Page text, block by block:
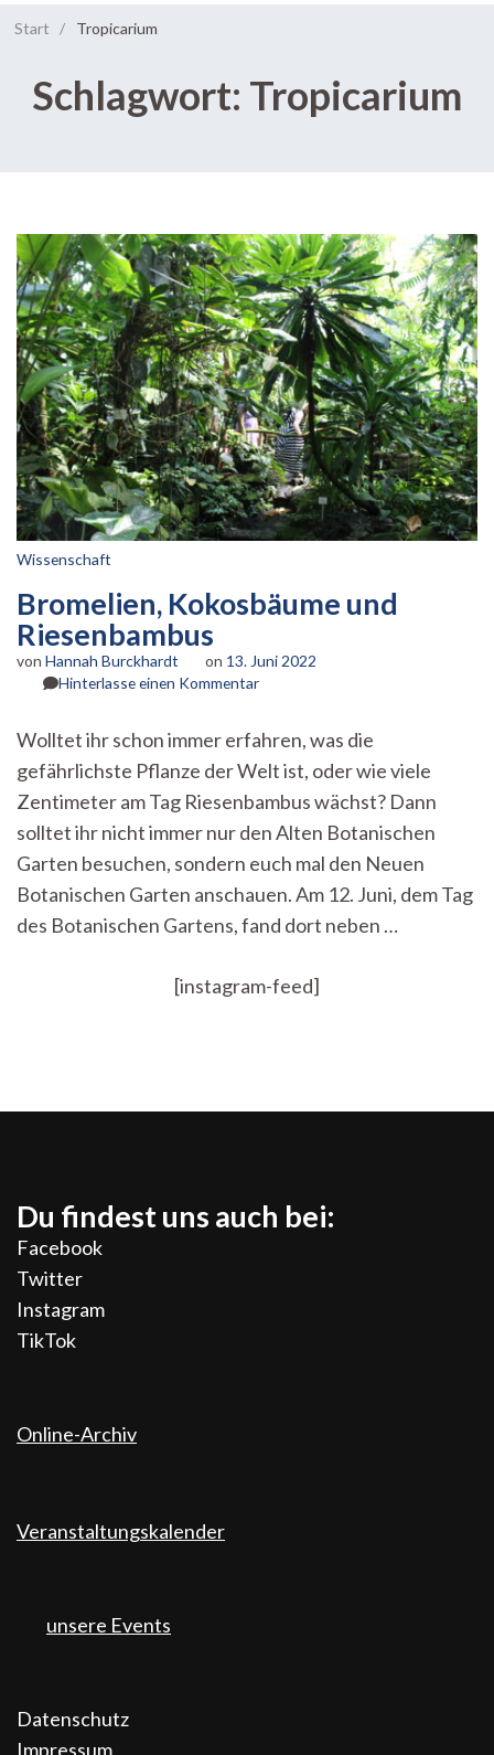
Start / Tropicarium
Schlagwort: Tropicarium
Wissenschaft
Bromelien, Kokosbäume und
Riesenbambus
von Hannah Burckhardt on 13. Juni 2022
Hinterlasse einen Kommentarzu
und
Riesenbambus
Wolltet ihr schon immer erfahren, was die
gefährlichste Pflanze der Welt ist, oder wie viele
Zentimeter am Tag Riesenbambus wächst? Dann
solltet ihr nicht immer nur den Alten Botanischen
Garten besuchen, sondern euch mal den Neuen
Botanischen Garten anschauen. Am 12. Juni, dem Tag
des Botanischen Gartens, fand dort neben …
[instagram-feed]
Du findest uns auch bei:
Facebook
Twitter
Instagram
TikTok
Online-Archiv
Veranstaltungskalender
unsere Events
Datenschutz
Impressum